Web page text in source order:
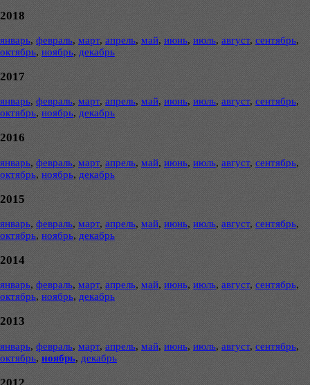
2018
январь, февраль, март, апрель, май, июнь, июль, август, сентябрь,
октябрь, ноябрь, декабрь
2017
январь, февраль, март, апрель, май, июнь, июль, август, сентябрь,
октябрь, ноябрь, декабрь
2016
январь, февраль, март, апрель, май, июнь, июль, август, сентябрь,
октябрь, ноябрь, декабрь
2015
январь, февраль, март, апрель, май, июнь, июль, август, сентябрь,
октябрь, ноябрь, декабрь
2014
январь, февраль, март, апрель, май, июнь, июль, август, сентябрь,
октябрь, ноябрь, декабрь
2013
январь, февраль, март, апрель, май, июнь, июль, август, сентябрь,
октябрь, ноябрь, декабрь
2012